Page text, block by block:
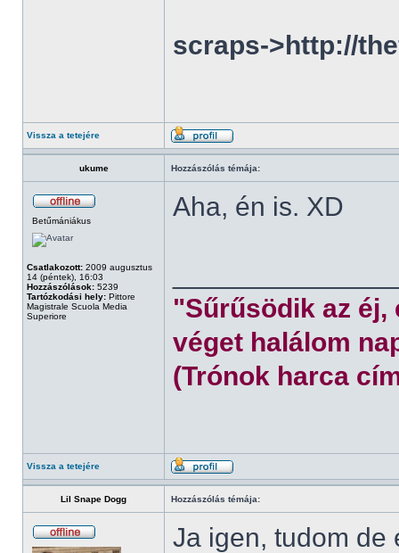
scraps->http://
Vissza a tetejére
ukume Hozzászólás témája:
Betűmániákus
Csatlakozott: 2009 augusztus
14 (péntek), 16:03
Hozzászólások: 5239
Tartózkodási hely: Pittore
Magistrale Scuola Media
Superiore
Aha, én is. XD
"Sűrűsödik az éj,
véget halálom
(Trónok harca
Vissza a tetejére
Lil Snape Dogg Hozzászólás témája:
Ja igen, tudom de